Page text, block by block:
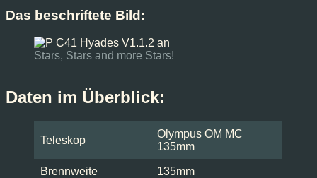
Das beschriftete Bild:
Stars, Stars and more Stars!
Daten im Überblick:
Teleskop
Olympus OM MC
135mm
Brennweite 135mm